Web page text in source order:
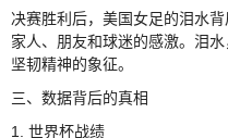
决赛胜利后，美国女足的泪水
家人、朋友和球迷的感激。泪
坚韧精神的象征。
三、数据背后的真相
1. 世界杯战绩